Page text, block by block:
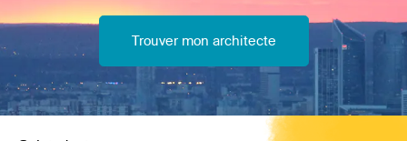
Trouver mon architecte